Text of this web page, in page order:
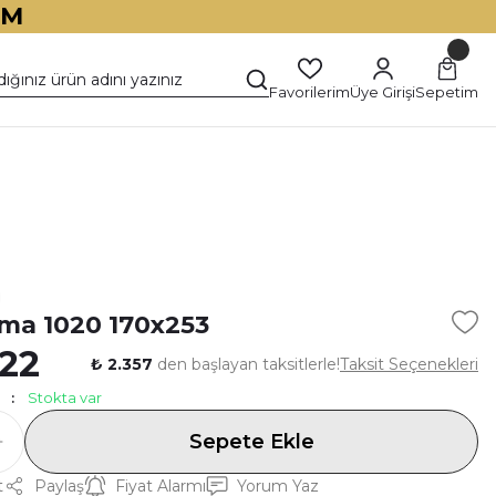
FavorilerimÜye GirişiSepetim
1020 170x253
₺ 2.357 den başlayan taksitlerle!Taksit Seçenekleri
Stokta var
Sepete Ekle
Paylaş Fiyat Alarmı Yorum Yaz